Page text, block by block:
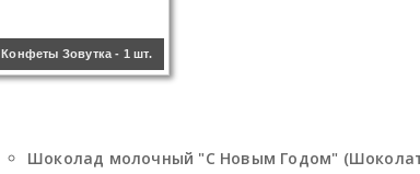
Конфеты Зовутка - 1 шт.
Шоколад молочный "С Новым Годом"